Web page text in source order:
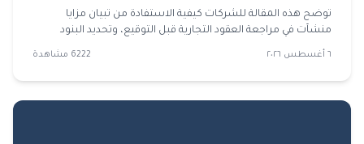
توضح هذه المقالة للشركات كيفية الاستفادة من تبيان مزايا
منشآت في مراجعة العقود التجارية قبل التوقيع، وتحديد البنود
الخطرة، وتجهيز المستندات، وتجنب الأخطاء التي قد تقود إلى
٦ أغسطس ٢٠٢٦ 6222 مشاهدة